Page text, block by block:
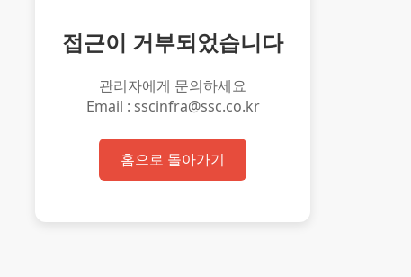
접근이 거부되었습니다
관리자에게 문의하세요
Email : sscinfra@ssc.co.kr
홈으로 돌아가기